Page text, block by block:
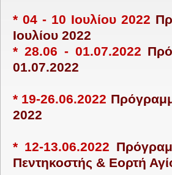
* 04 - 10 Ιουλίου 2022
Ιουλίου 2022
* 28.06 - 01.07.2022
01.07.2022
* 19-26.06.2022
2022
* 12-13.06.2022
Πεντηκοστής & Εορτή